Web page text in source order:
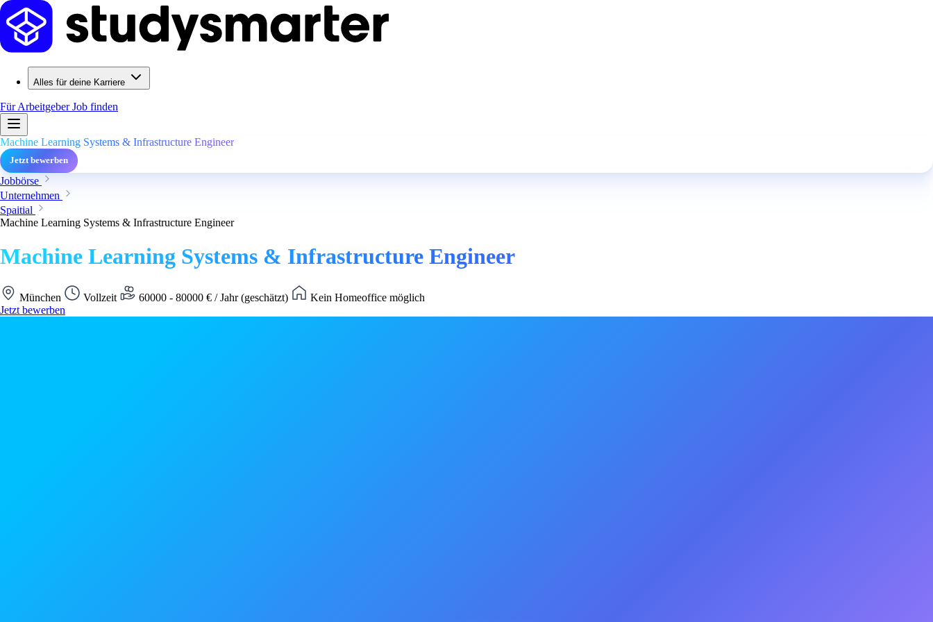
Alles für deine Karriere
Für ArbeitgeberJob finden
Machine Learning Systems & Infrastructure Engineer
Jetzt bewerben
Jobbörse
Unternehmen
Spaitial
Machine Learning Systems & Infrastructure Engineer
Machine Learning Systems & Infrastructure Engineer
München Vollzeit 60000 - 80000 € / Jahr (geschätzt)
Kein Homeoffice möglich
Jetzt bewerben